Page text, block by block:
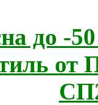
до
от